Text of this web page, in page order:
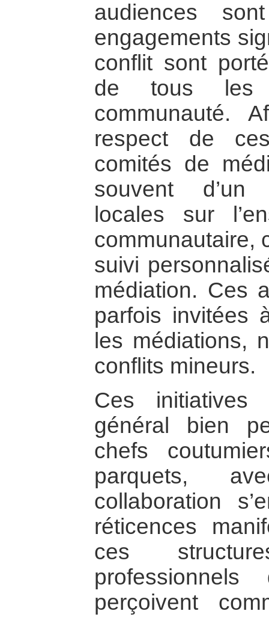
audiences
engagements
conflit sont
de tous les
communauté.
respect de
comités de
souvent d’un
locales sur
communautaire,
suivi
médiation. Ces
parfois invitées
les médiations,
conflits mineurs.
Ces initiatives
général bien
chefs
parquets,
collaboration
réticences
ces
perçoivent